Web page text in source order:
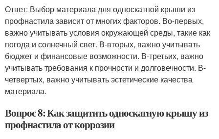
Ответ: Выбор материала для односкатной крыши из
профнастила зависит от многих факторов. Во-первых,
важно учитывать условия окружающей среды, такие как
погода и солнечный свет. В-вторых, важно учитывать
бюджет и финансовые возможности. В-третьих, важно
учитывать требования к прочности и долговечности. В-
четвертых, важно учитывать эстетические качества
материала.
Вопрос 8: Как защитить односкатную крышу из
профнастила от коррозии